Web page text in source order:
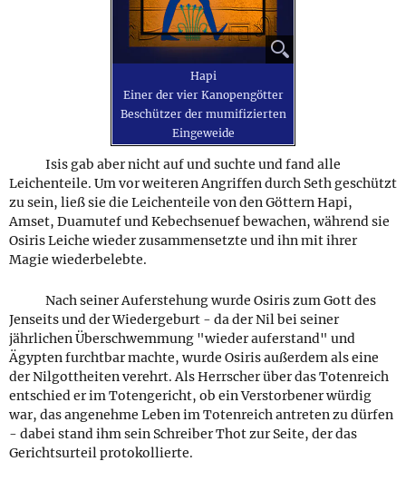
⚲
Hapi
Einer der vier Kanopengötter
Beschützer der mumifizierten
Eingeweide
Isis gab aber nicht auf und suchte und fand alle
Leichenteile. Um vor weiteren Angriffen durch Seth geschützt
zu sein, ließ sie die Leichenteile von den Göttern Hapi,
Amset, Duamutef und Kebechsenuef bewachen, während sie
Osiris Leiche wieder zusammensetzte und ihn mit ihrer
Magie wiederbelebte.
Nach seiner Auferstehung wurde Osiris zum Gott des
Jenseits und der Wiedergeburt - da der Nil bei seiner
jährlichen Überschwemmung "wieder auferstand" und
Ägypten furchtbar machte, wurde Osiris außerdem als eine
der Nilgottheiten verehrt. Als Herrscher über das Totenreich
entschied er im Totengericht, ob ein Verstorbener würdig
war, das angenehme Leben im Totenreich antreten zu dürfen
- dabei stand ihm sein Schreiber Thot zur Seite, der das
Gerichtsurteil protokollierte.